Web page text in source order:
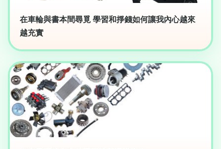
在車輪與書本間尋覓 學習和掙錢如何讓我內心越來
越充實